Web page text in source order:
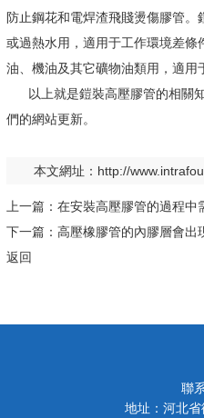
防止鋼花和電焊渣飛賤燙傷膠管
或過熱水用，適用于工作環境差
油、機油及其它礦物油類用，適用
以上就是鎧裝高壓膠管的相關知識
們的網站更新。
本文網址： http://
上一篇： 在安裝高壓膠管的過程中需
下一篇： 高壓橡膠管的內膠層會出現
返回
聯
地址：河北